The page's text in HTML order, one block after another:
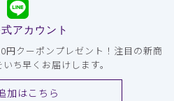
アカウント
円クーポンプレゼント！注目の新商
ち早くお届けします。
加はこちら